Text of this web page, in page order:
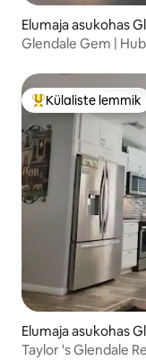
Elumaja asukohas
Glendale Gem |
Külaliste suur
Külaliste lemmik
Elumaja asukohas
Taylor 's Glendale